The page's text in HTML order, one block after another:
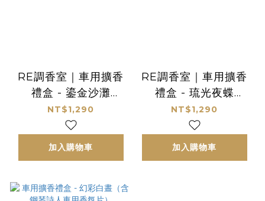
RE調香室｜車用擴香
禮盒 - 鎏金沙灘
Gilded Beach（含鋼
琴詩人車用香氛片）
NT$1,290
加入購物車
RE調香室｜車用擴香
禮盒 - 琉光夜蝶
Brightness
Butterfly (含鋼琴詩
人車用香氛片)
NT$1,290
加入購物車